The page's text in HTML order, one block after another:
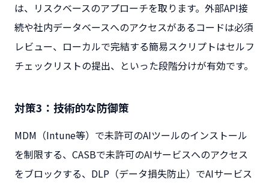
は、リスクベースのアプローチを取ります。外部API接
続や社内データベースへのアクセスがあるコードは必須
レビュー、ローカルで完結する簡易スクリプトはセルフ
チェックリストの提出、といった段階分けが有効です。
対策3：技術的な防御策
MDM（Intune等）で未許可のAIツールのインストール
を制限する、CASBで未許可のAIサービスへのアクセス
をブロックする、DLP（データ損失防止）でAIサービス